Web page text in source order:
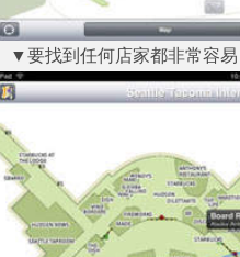
▼要找到任何店家都非常容易